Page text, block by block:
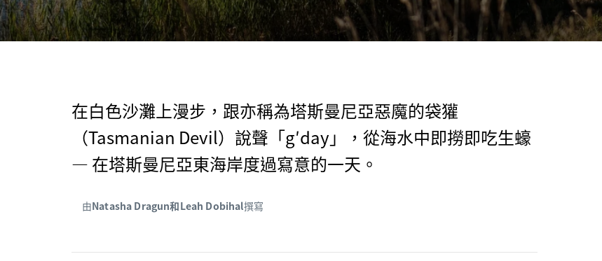
在白色沙灘上漫步，跟亦稱為塔斯曼尼亞惡魔的袋獾
（Tasmanian Devil）說聲「g′day」，從海水中即撈即吃生蠔
— 在塔斯曼尼亞東海岸度過寫意的一天。
由Natasha Dragun和Leah Dobihal撰寫